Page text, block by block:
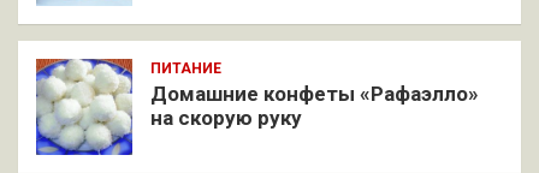
ПИТАНИЕ
Домашние конфеты «Рафаэлло»
на скорую руку